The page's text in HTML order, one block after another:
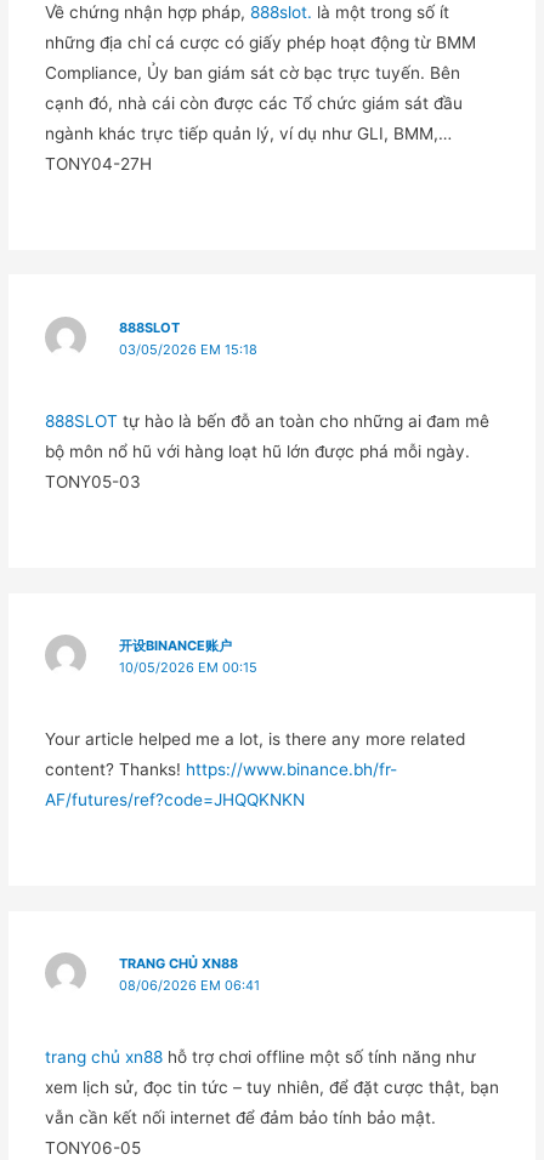
Về chứng nhận hợp pháp, 888slot. là một trong số ít
những địa chỉ cá cược có giấy phép hoạt động từ BMM
Compliance, Ủy ban giám sát cờ bạc trực tuyến. Bên
cạnh đó, nhà cái còn được các Tổ chức giám sát đầu
ngành khác trực tiếp quản lý, ví dụ như GLI, BMM,…
TONY04-27H
888SLOT
03/05/2026 EM 15:18
888SLOTtự hào là bến đỗ an toàn cho những ai đam mê
bộ môn nổ hũ với hàng loạt hũ lớn được phá mỗi ngày.
TONY05-03
开设BINANCE账户
10/05/2026 EM 00:15
Your article helped me a lot, is there any more related
content? Thanks! https://www.binance.bh/fr-
AF/futures/ref?code=JHQQKNKN
TRANG CHỦ XN88
08/06/2026 EM 06:41
trang chủ xn88hỗ trợ chơi offline một số tính năng như
xem lịch sử, đọc tin tức – tuy nhiên, để đặt cược thật, bạn
vẫn cần kết nối internet để đảm bảo tính bảo mật.
TONY06-05